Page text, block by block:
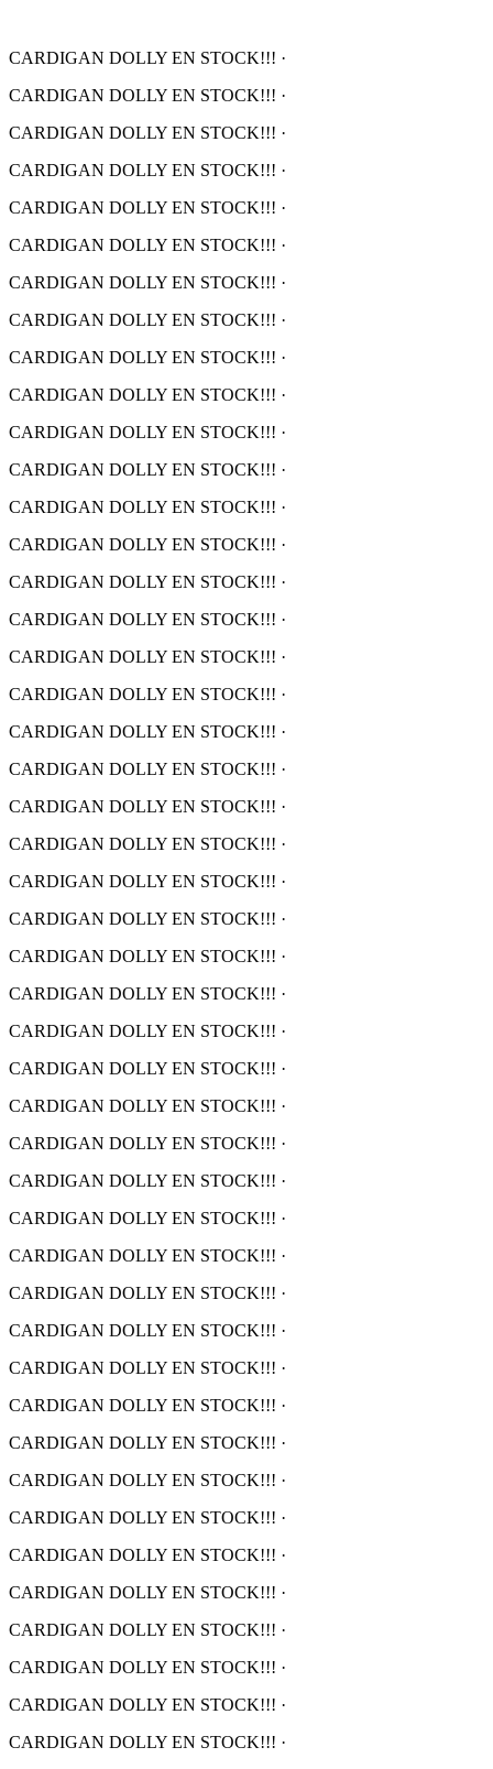
CARDIGAN DOLLY EN STOCK!!! ·
CARDIGAN DOLLY EN STOCK!!! ·
CARDIGAN DOLLY EN STOCK!!! ·
CARDIGAN DOLLY EN STOCK!!! ·
CARDIGAN DOLLY EN STOCK!!! ·
CARDIGAN DOLLY EN STOCK!!! ·
CARDIGAN DOLLY EN STOCK!!! ·
CARDIGAN DOLLY EN STOCK!!! ·
CARDIGAN DOLLY EN STOCK!!! ·
CARDIGAN DOLLY EN STOCK!!! ·
CARDIGAN DOLLY EN STOCK!!! ·
CARDIGAN DOLLY EN STOCK!!! ·
CARDIGAN DOLLY EN STOCK!!! ·
CARDIGAN DOLLY EN STOCK!!! ·
CARDIGAN DOLLY EN STOCK!!! ·
CARDIGAN DOLLY EN STOCK!!! ·
CARDIGAN DOLLY EN STOCK!!! ·
CARDIGAN DOLLY EN STOCK!!! ·
CARDIGAN DOLLY EN STOCK!!! ·
CARDIGAN DOLLY EN STOCK!!! ·
CARDIGAN DOLLY EN STOCK!!! ·
CARDIGAN DOLLY EN STOCK!!! ·
CARDIGAN DOLLY EN STOCK!!! ·
CARDIGAN DOLLY EN STOCK!!! ·
CARDIGAN DOLLY EN STOCK!!! ·
CARDIGAN DOLLY EN STOCK!!! ·
CARDIGAN DOLLY EN STOCK!!! ·
CARDIGAN DOLLY EN STOCK!!! ·
CARDIGAN DOLLY EN STOCK!!! ·
CARDIGAN DOLLY EN STOCK!!! ·
CARDIGAN DOLLY EN STOCK!!! ·
CARDIGAN DOLLY EN STOCK!!! ·
CARDIGAN DOLLY EN STOCK!!! ·
CARDIGAN DOLLY EN STOCK!!! ·
CARDIGAN DOLLY EN STOCK!!! ·
CARDIGAN DOLLY EN STOCK!!! ·
CARDIGAN DOLLY EN STOCK!!! ·
CARDIGAN DOLLY EN STOCK!!! ·
CARDIGAN DOLLY EN STOCK!!! ·
CARDIGAN DOLLY EN STOCK!!! ·
CARDIGAN DOLLY EN STOCK!!! ·
CARDIGAN DOLLY EN STOCK!!! ·
CARDIGAN DOLLY EN STOCK!!! ·
CARDIGAN DOLLY EN STOCK!!! ·
CARDIGAN DOLLY EN STOCK!!! ·
CARDIGAN DOLLY EN STOCK!!! ·